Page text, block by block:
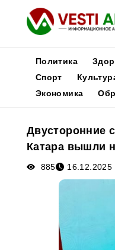
Новости
Медиа
Афиша
Политика
Спорт
Экономика
Двусторонние
Катара вышли
885 16.12.2025